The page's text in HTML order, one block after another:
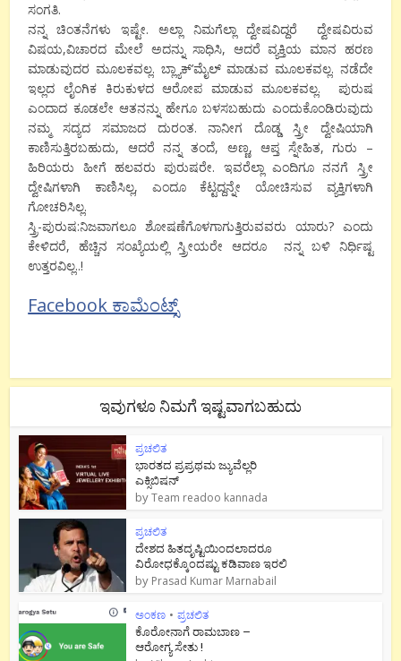
ಸಂಗತಿ.
ನನ್ನ ಚಿಂತನೆಗಳು ಇಷ್ಟೇ. ಅಲ್ಲಾ ನಿಮಗೆಲ್ಲಾ ದ್ವೇಷವಿದ್ದರೆ ದ್ವೇಷವಿರುವ
ವಿಷಯ,ವಿಚಾರದ ಮೇಲೆ ಅದನ್ನು ಸಾಧಿಸಿ, ಆದರೆ ವ್ಯಕ್ತಿಯ ಮಾನ ಹರಣ
ಮಾಡುವುದರ ಮೂಲಕವಲ್ಲ. ಬ್ಲ್ಯಾಕ್’ಮೈಲ್ ಮಾಡುವ ಮೂಲಕವಲ್ಲ. ನಡೆದೇ
ಇಲ್ಲದ ಲೈಂಗಿಕ ಕಿರುಕುಳದ ಆರೋಪ ಮಾಡುವ ಮೂಲಕವಲ್ಲ. ಪುರುಷ
ಎಂದಾದ ಕೂಡಲೇ ಆತನನ್ನು ಹೇಗೂ ಬಳಸಬಹುದು ಎಂದುಕೊಂಡಿರುವುದು
ನಮ್ಮ ಸದ್ಯದ ಸಮಾಜದ ದುರಂತ. ನಾನೀಗ ದೊಡ್ಡ ಸ್ತ್ರೀ ದ್ವೇಷಿಯಾಗಿ
ಕಾಣಿಸುತ್ತಿರಬಹುದು, ಆದರೆ ನನ್ನ ತಂದೆ, ಅಣ್ಣ, ಆಪ್ತ ಸ್ನೇಹಿತ, ಗುರು –
ಹಿರಿಯರು ಹೀಗೆ ಹಲವರು ಪುರುಷರೇ. ಇವರೆಲ್ಲಾ ಎಂದಿಗೂ ನನಗೆ ಸ್ತ್ರೀ
ದ್ವೇಷಿಗಳಾಗಿ ಕಾಣಿಸಿಲ್ಲ, ಎಂದೂ ಕೆಟ್ಟದ್ದನ್ನೇ ಯೋಚಿಸುವ ವ್ಯಕ್ತಿಗಳಾಗಿ
ಗೋಚರಿಸಿಲ್ಲ.
ಸ್ತ್ರಿ-ಪುರುಷ:ನಿಜವಾಗಲೂ ಶೋಷಣೆಗೊಳಗಾಗುತ್ತಿರುವವರು ಯಾರು? ಎಂದು
ಕೇಳಿದರೆ, ಹೆಚ್ಚಿನ ಸಂಖ್ಯೆಯಲ್ಲಿ ಸ್ತ್ರೀಯರೇ ಆದರೂ ನನ್ನ ಬಳಿ ನಿರ್ಧಿಷ್ಟ
ಉತ್ತರವಿಲ್ಲ..!
Facebook ಕಾಮೆಂಟ್ಸ್
ಇವುಗಳೂ ನಿಮಗೆ ಇಷ್ಟವಾಗಬಹುದು
ಪ್ರಚಲಿತ
ಭಾರತದ ಪ್ರಪ್ರಥಮ ಜ್ಯುವೆಲ್ಲರಿ
ಎಕ್ಸಿಬಿಷನ್
byTeam readoo kannada
ಪ್ರಚಲಿತ
ದೇಶದ ಹಿತದೃಷ್ಟಿಯಿಂದಲಾದರೂ
ವಿರೋಧಕ್ಕೊಂದಷ್ಟು ಕಡಿವಾಣ ಇರಲಿ
by Prasad Kumar Marnabail
ಅಂಕಣ • ಪ್ರಚಲಿತ
ಕೊರೋನಾಗೆ ರಾಮಬಾಣ –
ಆರೋಗ್ಯ ಸೇತು !